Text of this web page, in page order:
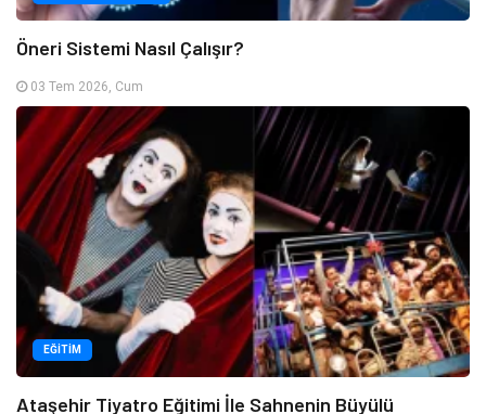
Öneri Sistemi Nasıl Çalışır?
03 Tem 2026, Cum
EĞITIM
Ataşehir Tiyatro Eğitimi İle Sahnenin Büyülü